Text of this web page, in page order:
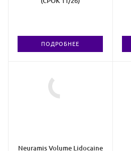
ПОДРОБНЕЕ
Neuramis Volume Lidocaine